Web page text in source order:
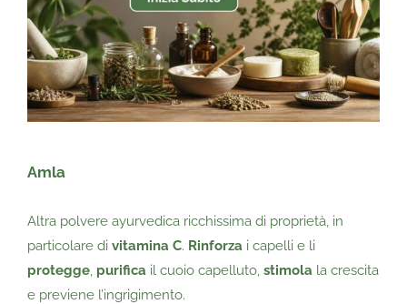
Amla
Altra polvere ayurvedica ricchissima di proprietà, in
particolare di vitamina C. Rinforza i capelli e li
protegge purifica il cuoio capelluto, stimola la crescita
e previene l’ingrigimento.